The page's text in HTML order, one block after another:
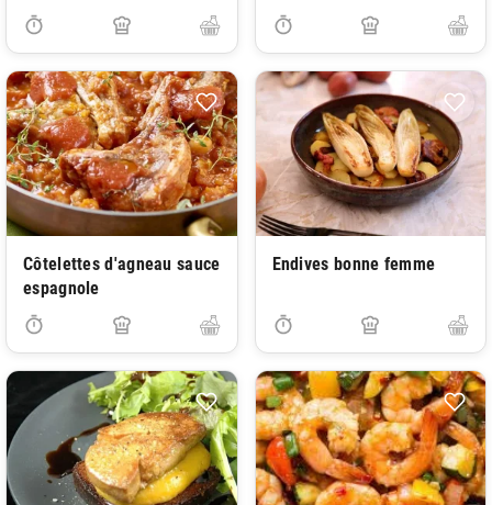
Côtelettes d'agneau sauce
espagnole
Endives bonne femme